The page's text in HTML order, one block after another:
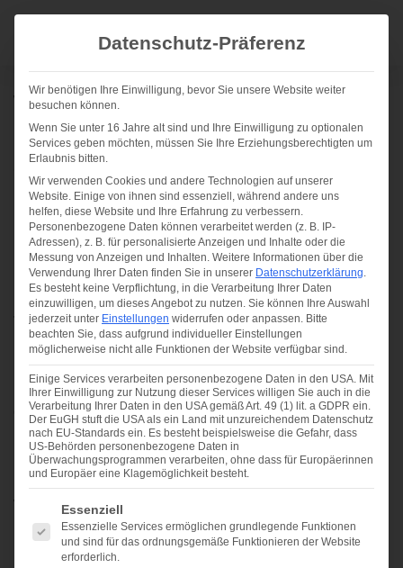
WORKSHOP
Pendeln für Beginner -
Teil 1
EIN PRAKTISCHER EINSTIEG IN DIE ARBEIT
MIT PENDEL
Jeder Mensch kann Pendeln lernen. Ob mit deinem
Körper oder mit einem Pendel, es sind wertvolle
Hilfsmittel im Alltag, die dein Leben bereichern wird.
Du lernst in diesem Workshop das Auspendeln mit
deinem Körper und einem Pendel.
Kursinhalt:
Wahl des Pendels · Wie führe ich ein Pendel ·
Fragestellung mit Pendeltafeln · Fehlerquellen ·
Praxisübungen
Datenschutz-Präferenz
Wir benötigen Ihre Einwilligung, bevor Sie unsere Website weiter
besuchen können.
Wenn Sie unter 16 Jahre alt sind und Ihre Einwilligung zu optionalen
Services geben möchten, müssen Sie Ihre Erziehungsberechtigten um
Erlaubnis bitten.
Wir verwenden Cookies und andere Technologien auf unserer
Website. Einige von ihnen sind essenziell, während andere uns
helfen, diese Website und Ihre Erfahrung zu verbessern.
Personenbezogene Daten können verarbeitet werden (z. B. IP-
Adressen), z. B. für personalisierte Anzeigen und Inhalte oder die
Messung von Anzeigen und Inhalten. Weitere Informationen über die
Verwendung Ihrer Daten finden Sie in unserer Datenschutzerklärung.
Es besteht keine Verpflichtung, in die Verarbeitung Ihrer Daten
einzuwilligen, um dieses Angebot zu nutzen. Sie können Ihre Auswahl
jederzeit unter Einstellungen widerrufen oder anpassen. Bitte
beachten Sie, dass aufgrund individueller Einstellungen
möglicherweise nicht alle Funktionen der Website verfügbar sind.
Einige Services verarbeiten personenbezogene Daten in den USA. Mit
Ihrer Einwilligung zur Nutzung dieser Services willigen Sie auch in die
Verarbeitung Ihrer Daten in den USA gemäß Art. 49 (1) lit. a GDPR ein.
Der EuGH stuft die USA als ein Land mit unzureichendem Datenschutz
nach EU-Standards ein. Es besteht beispielsweise die Gefahr, dass
US-Behörden personenbezogene Daten in
Überwachungsprogrammen verarbeiten, ohne dass für Europäerinnen
und Europäer eine Klagemöglichkeit besteht.
Es folgt eine Liste der Service-Gruppen, für die
Essenziell
Essenzielle Services ermöglichen grundlegende Funktionen
und sind für das ordnungsgemäße Funktionieren der Website
erforderlich.